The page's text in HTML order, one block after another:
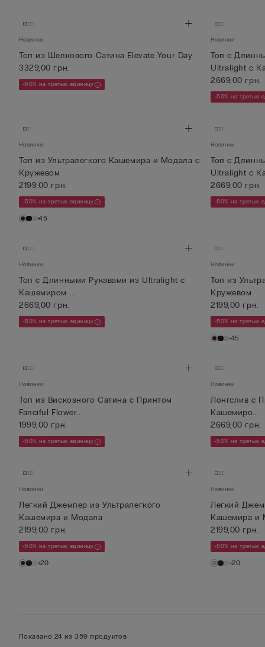
Новинки
Топ из Шелкового Сатина Elevate Your Day
3329,00 грн.
-50% на третью единицу
Новинки
Топ с
Ultralight с
2669,00 грн.
-50% на третью
Новинки
Топ из Ультралегкого Кашемира и Модала с
Кружевом
2199,00 грн.
-50% на третью единицу
+15
Новинки
Топ с
Ultralight с
2669,00 грн.
-50% на третью
Новинки
Топ с Длинными Рукавами из Ultralight с
Кашемиром ...
2669,00 грн.
-50% на третью единицу
Новинки
Топ из
Кружевом
2199,00 грн.
-50% на третью
+15
Новинки
Топ из Вискозного Сатина с Принтом
Fanciful Flower...
1999,00 грн.
-50% на третью единицу
Новинки
Лонгслив с
Кашемиро...
2669,00 грн.
-50% на третью
Новинки
Легкий Джемпер из Ультралегкого
Кашемира и Модала
2199,00 грн.
-50% на третью единицу
+20
Новинки
Легкий
Кашемира и
2199,00 грн.
-50% на третью
+20
Показано 24 из 359 продуктов